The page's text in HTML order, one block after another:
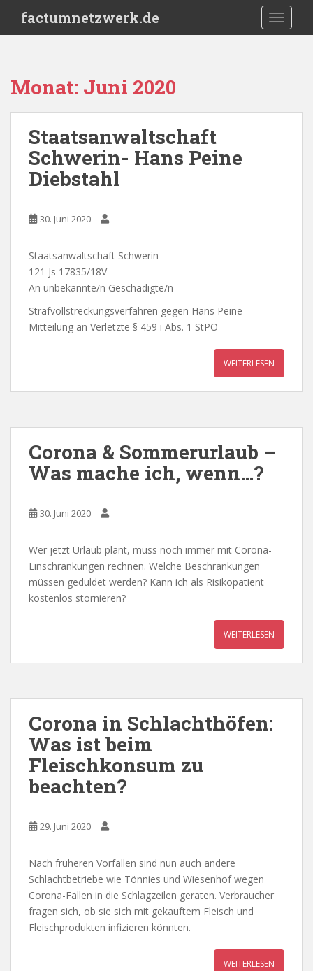
i
factumnetzwerk.de
Monat: Juni 2020
Staatsanwaltschaft
Schwerin- Hans Peine
Diebstahl
30. Juni 2020
Staatsanwaltschaft Schwerin
121 Js 17835/18V
An unbekannte/n Geschädigte/n
Strafvollstreckungsverfahren gegen Hans Peine
Mitteilung an Verletzte § 459 i Abs. 1 StPO
WEITERLESEN
Corona & Sommerurlaub –
Was mache ich, wenn…?
30. Juni 2020
Wer jetzt Urlaub plant, muss noch immer mit Corona-
Einschränkungen rechnen. Welche Beschränkungen
müssen geduldet werden? Kann ich als Risikopatient
kostenlos stornieren?
WEITERLESEN
Corona in Schlachthöfen:
Was ist beim
Fleischkonsum zu
beachten?
29. Juni 2020
Nach früheren Vorfällen sind nun auch andere
Schlachtbetriebe wie Tönnies und Wiesenhof wegen
Corona-Fällen in die Schlagzeilen geraten. Verbraucher
fragen sich, ob sie sich mit gekauftem Fleisch und
Fleischprodukten infizieren könnten.
WEITERLESEN